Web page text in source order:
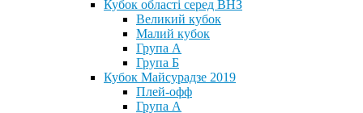
Кубок області серед ВНЗ
Великий кубок
Малий кубок
Група А
Група Б
Кубок Майсурадзе 2019
Плей-офф
Група А